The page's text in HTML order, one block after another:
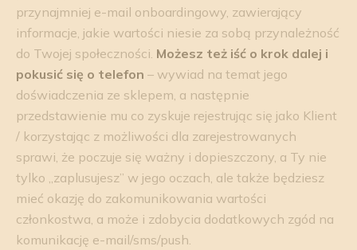
przynajmniej e-mail onboardingowy, zawierający
informacje, jakie wartości niesie za sobą przynależność
do Twojej społeczności. Możesz też iść o krok dalej i
pokusić się o telefon – wywiad na temat jego
doświadczenia ze sklepem, a następnie
przedstawienie mu co zyskuje rejestrując się jako Klient
/ korzystając z możliwości dla zarejestrowanych
sprawi, że poczuje się ważny i dopieszczony, a Ty nie
tylko „zaplusujesz” w jego oczach, ale także będziesz
mieć okazję do zakomunikowania wartości
członkostwa, a może i zdobycia dodatkowych zgód na
komunikację e-mail/sms/push.